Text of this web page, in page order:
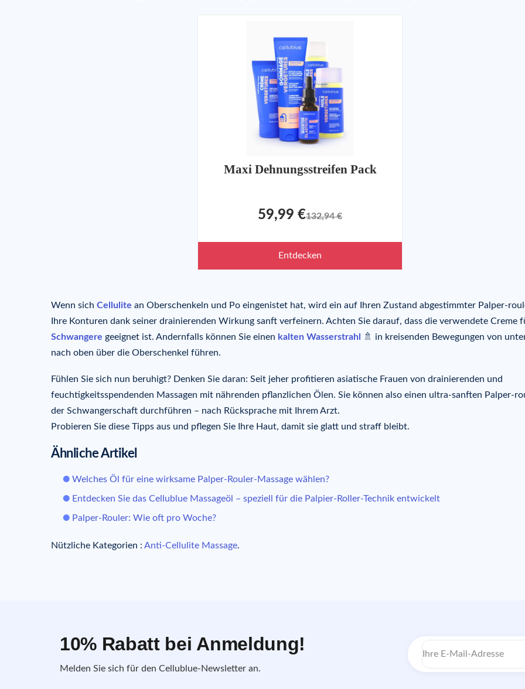
Maxi Dehnungsstreifen Pack
59,99 €132,94 €
Entdecken
Wenn sich Cellulite an Oberschenkeln und Po eingenistet hat, wird ein auf Ihren Zustand abgestimmter Palper-
Ihre Konturen dank seiner drainierenden Wirkung sanft verfeinern. Achten Sie darauf, dass die verwendete Creme
Schwangere geeignet ist. Andernfalls können Sie einen kalten Wasserstrahl
🚿 in kreisenden Bewegungen von
nach oben über die Oberschenkel führen.
Fühlen Sie sich nun beruhigt? Denken Sie daran: Seit jeher profitieren asiatische Frauen von drainierenden und
feuchtigkeitsspendenden Massagen mit nährenden pflanzlichen Ölen. Sie können also einen ultra-sanften Palper-
der Schwangerschaft durchführen – nach Rücksprache mit Ihrem Arzt.
Probieren Sie diese Tipps aus und pflegen Sie Ihre Haut, damit sie glatt und straff bleibt.
Ähnliche Artikel
Welches Öl für eine wirksame Palper-Rouler-Massage wählen?
Entdecken Sie das Cellublue Massageöl – speziell für die Palpier-Roller-Technik entwickelt
Palper-Rouler: Wie oft pro Woche?
Nützliche Kategorien : Anti-Cellulite Massage.
10% Rabatt bei Anmeldung!
Melden Sie sich für den Cellublue-Newsletter an.
Mail-
Adresse